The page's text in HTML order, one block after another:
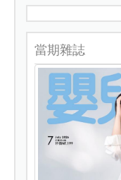
當期雜誌